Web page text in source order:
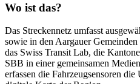
Wo ist das?
Das Streckennetz umfasst
sowie in den Aargauer
das Swiss Transit Lab, die
SBB in einer gemeinsamen
erfassen die Fahrzeugsensoren